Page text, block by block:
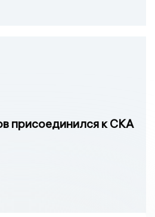
присоединился к СКА